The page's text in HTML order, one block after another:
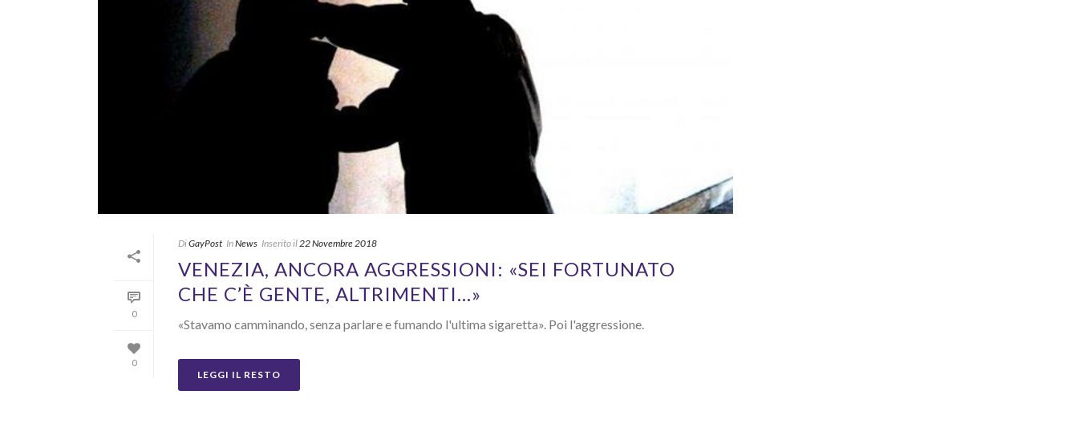
0
0
DiGayPost InNews Inserito il22 Novembre 2018
VENEZIA, ANCORA AGGRESSIONI: «SEI FORTUNATO
CHE C’È GENTE, ALTRIMENTI…»
«Stavamo camminando, senza parlare e fumando l'ultima sigaretta». Poi l'aggressione.
LEGGI IL RESTO